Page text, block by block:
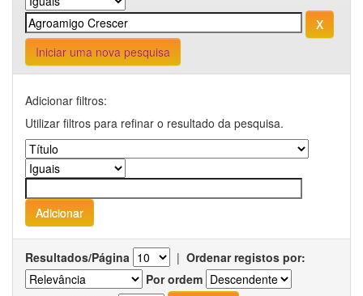
Iniciar uma nova pesquisa
Adicionar filtros:
Utilizar filtros para refinar o resultado da pesquisa.
Resultados/Página | Ordenar registos por:
Por ordem